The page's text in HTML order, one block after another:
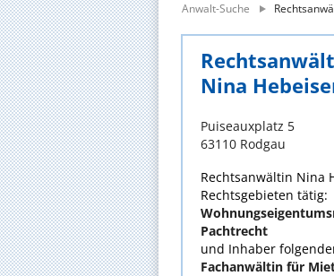
Anwalt-Suche
Nina
Puiseauxplatz 5
63110 Rodgau
Rechtsanwältin Nina
Rechtsgebieten tätig:
Pachtrecht
und Inhaber
Fachanwältin für